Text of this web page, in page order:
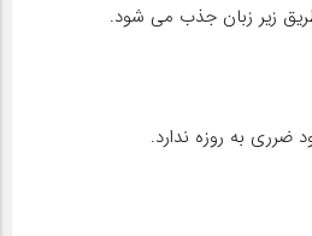
زیر زبان جذب می شود.
ضرری به روزه ندارد.